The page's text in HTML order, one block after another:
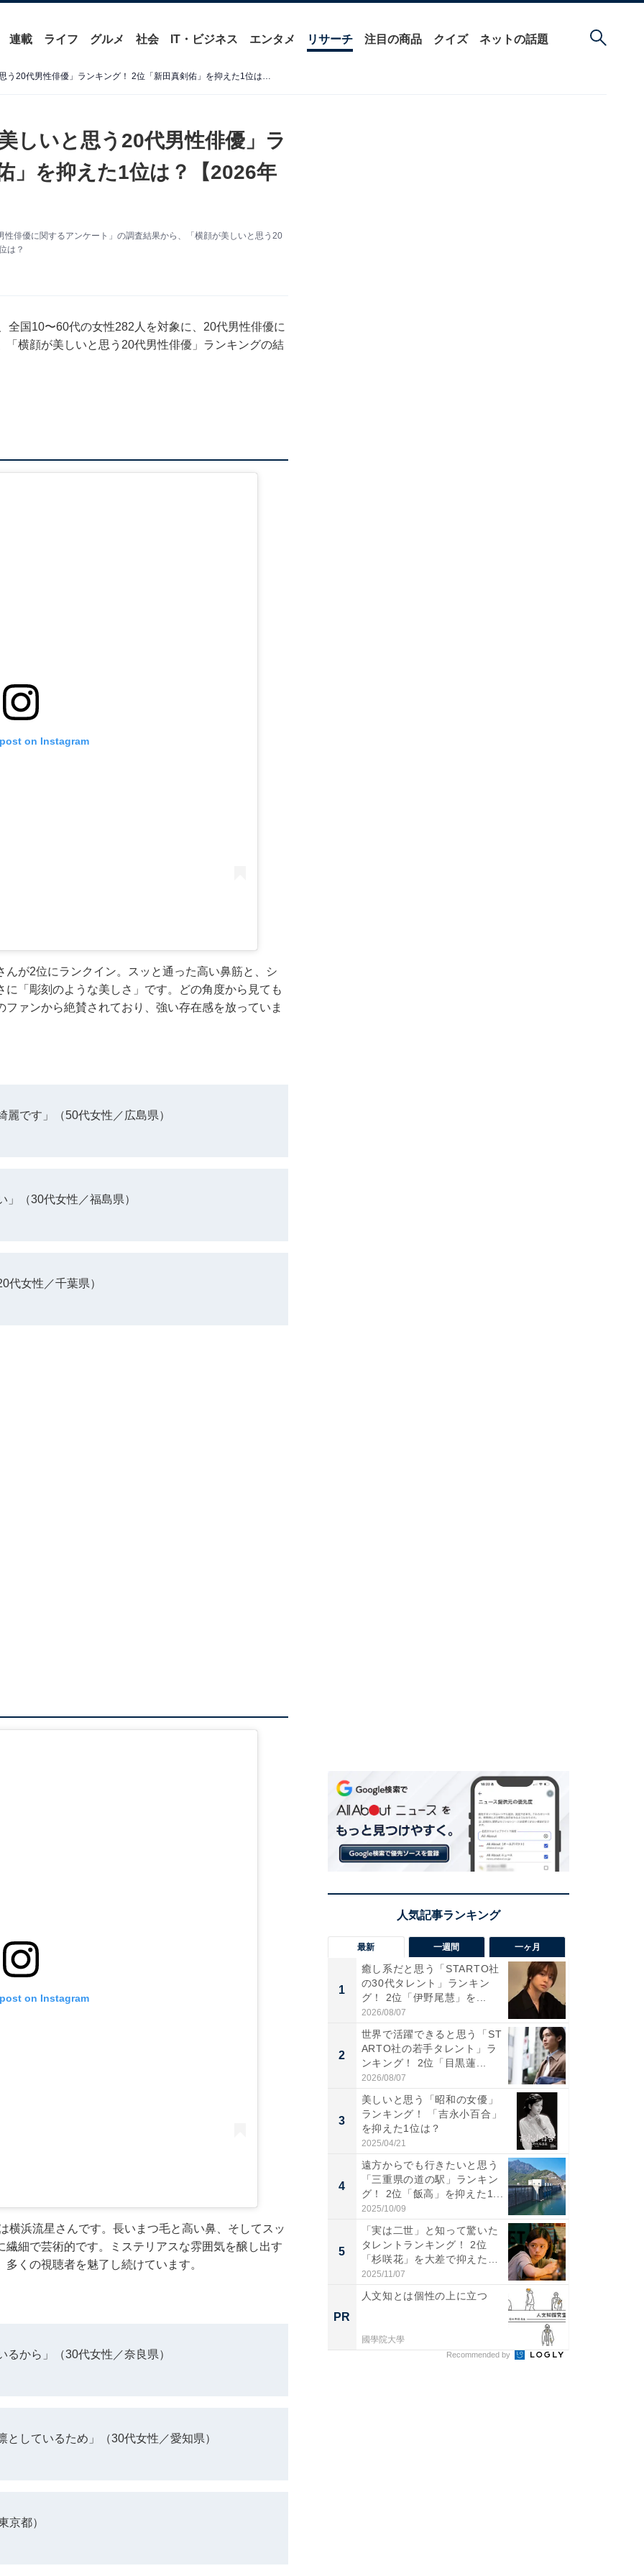
連載 ライフ グルメ 社会 IT・ビジネス エンタメ リサーチ 注目の商品 クイズ ネットの話題
【女性が選んだ】「横顔が美しいと思う20代男性俳優」ランキング！ 2位「新田真剣佑」を抑えた1位は？【2026年調査】
しいと思う20代男性俳優」ラ
」を抑えた1位は？【2026年
俳優に関するアンケート」の調査結果から、「横顔が美しいと思う20
は？
全国10〜60代の女性282人を対象に、20代男性俳優に
横顔が美しいと思う20代男性俳優」ランキングの結
on Instagram
が2位にランクイン。スッと通った高い鼻筋と、シ
「彫刻のような美しさ」です。どの角度から見ても
ァンから絶賛されており、強い存在感を放っていま
麗です」（50代女性／広島県）
」（30代女性／福島県）
代女性／千葉県）
on Instagram
横浜流星さんです。長いまつ毛と高い鼻、そしてスッ
細で芸術的です。ミステリアスな雰囲気を醸し出す
くの視聴者を魅了し続けています。
るから」（30代女性／奈良県）
としているため」（30代女性／愛知県）
京都）
最新 一週間 一ヶ月
1
癒し系だと思う「STARTO社
の30代タレント」ランキン
グ！ 2位「伊野尾慧」を...
2026/08/07
2
世界で活躍できると思う「ST
ARTO社の若手タレント」ラ
ンキング！ 2位「目黒蓮...
2026/08/07
3
美しいと思う「昭和の女優」
ランキング！ 「吉永小百合」
を抑えた1位は？
2025/04/21
4
遠方からでも行きたいと思う
「三重県の道の駅」ランキン
グ！ 2位「飯高」を抑えた1...
2025/10/09
5
「実は二世」と知って驚いた
タレントランキング！ 2位
「杉咲花」を大差で抑えた1
位...
2025/11/07
PR
人文知とは個性の上に立つ
國學院大學
Recommended by